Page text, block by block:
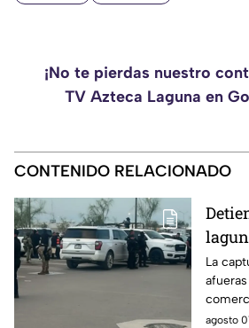
¡No te pierdas nuestro
TV Azteca Laguna en
CONTENIDO RELACIONADO
alias
La
ciudad;
agosto